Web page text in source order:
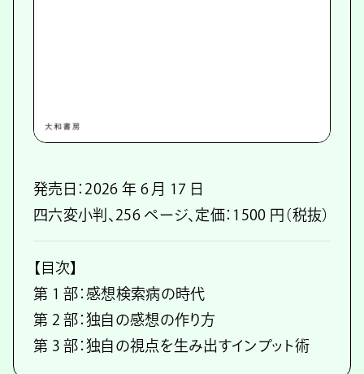
発売日：2026 年 6 月 17 日
四六変小判、256 ページ、定価：1500 円（税抜）
【目次】
第 1 部：感想検索病の時代
第 2 部：独自の感想の作り方
第 3 部：独自の視点を生み出すインプット術